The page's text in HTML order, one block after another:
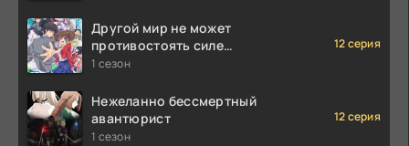
Другой мир не может
противостоять силе
мгновенной смерти
1 сезон
12 серия
Нежеланно бессмертный
авантюрист
1 сезон
12 серия